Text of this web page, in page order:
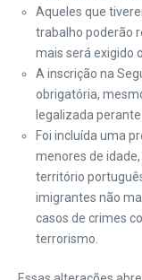
Aqueles que
trabalho poderão
mais será exigido
A inscrição na
obrigatória,
legalizada perante
Foi incluída uma
menores de
território
imigrantes não
casos de crimes
terrorismo.